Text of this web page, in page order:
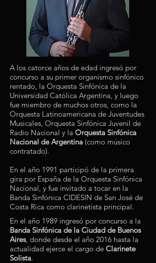
A los catorce años de edad ingresó por
concurso a su primer organismo sinfónico
rentado, la Orquesta Sinfónica de la
Universidad Católica Argentina, y luego
fue miembro de muchos otros, como la
Orquesta Latinoamericana de Juventudes
Musicales, Orquesta Sinfónica Juvenil de
Radio Nacional y la Orquesta Sinfónica
Nacional de Argentina (como músico
contratado).
En el año 1991 participó de la primera
gira por España de la Orquesta Sinfónica
Nacional, y fue invitado a tocar en la
Banda Sinfónica CIDESIN de San José de
Costa Rica como clarinetista principal.
En el año 1989 ingresó por concurso a la
Banda Sinfónica de la Ciudad de Buenos
Aires, donde desde el año 2016 hasta la
actualidad ejerce el cargo de Clarinete
Solista.